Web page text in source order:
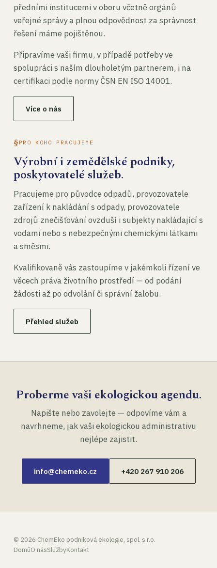
předními institucemi v oboru včetně orgánů
veřejné správy a plnou odpovědnost za správnost
řešení máme pojištěnou.
Připravíme vaši firmu, v případě potřeby ve
spolupráci s naším dlouholetým partnerem, i na
certifikaci podle normy ČSN EN ISO 14001.
Více o nás
PRO KOHO PRACUJEME
Výrobní i zemědělské podniky,
poskytovatelé služeb.
Pracujeme pro původce odpadů, provozovatele
zařízení k nakládání s odpady, provozovatele
zdrojů znečišťování ovzduší i subjekty nakládající s
vodami nebo s nebezpečnými chemickými látkami
a směsmi.
Kvalifikovaně vás zastoupíme v jakémkoli řízení ve
věcech práva životního prostředí — od podání
žádosti až po odvolání či správní žalobu.
Přehled služeb
Proberme vaši ekologickou agendu.
Napište nebo zavolejte — odpovíme vám a
navrhneme, jak vaši ekologickou administrativu
nejlépe zajistit.
info@chemeko.cz +420 267 910 206
© 2026 ChemEko podniková ekologie, spol. s r.o.
DomůO násSlužbyKontakt